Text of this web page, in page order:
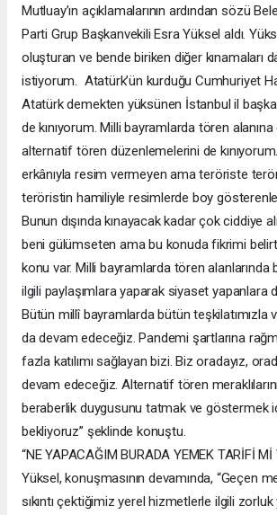
Mutluay’ın açıklamalarının ardından sözü
Parti Grup Başkanvekili Esra Yüksel aldı.
oluşturan ve bende biriken diğer kınamaları
istiyorum. Atatürk’ün kurduğu Cumhuriyet
Atatürk demekten yüksünen İstanbul il
de kınıyorum. Milli bayramlarda tören
alternatif tören düzenlemelerini de
erkânıyla resim vermeyen ama teröriste
teröristin hamiliyle resimlerde boy
Bunun dışında kınayacak kadar çok ciddiye
beni gülümseten ama bu konuda fikrimi
konu var. Milli bayramlarda tören alanlarında
ilgili paylaşımlara yaparak siyaset yapanlara
Bütün millî bayramlarda bütün teşkilatımızla
da devam edeceğiz. Pandemi şartlarına
fazla katılımı sağlayan bizi. Biz oradayız,
devam edeceğiz. Alternatif tören
beraberlik duygusunu tatmak ve göstermek
bekliyoruz” şeklinde konuştu.
“NE YAPACAĞIM BURADA YEMEK TARİFİ Mİ
Yüksel, konuşmasının devamında, “Geçen
sıkıntı çektiğimiz yerel hizmetlerle ilgili zorluk